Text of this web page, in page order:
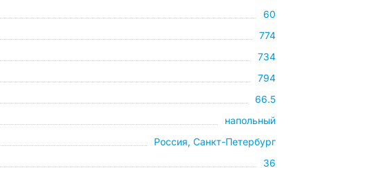
60
774
734
794
66.5
напольный
Россия, Санкт-Петербург
36